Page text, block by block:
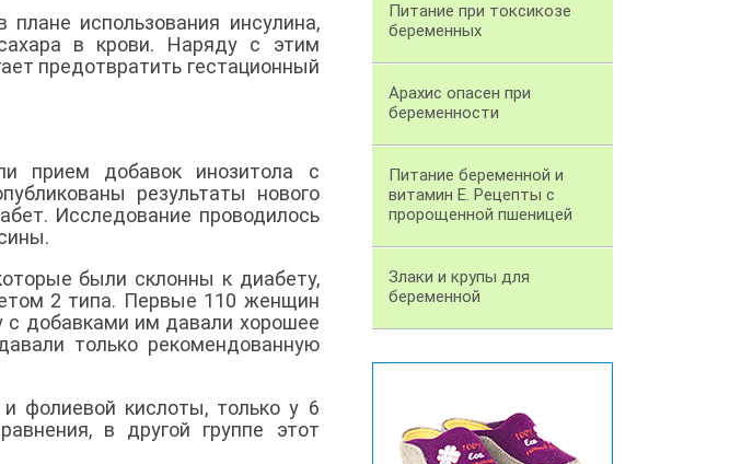
использования инсулина,
в крови. Наряду с этим
предотвратить гестационный
прием добавок инозитола с
результаты нового
Исследование проводилось
были склонны к диабету,
2 типа. Первые 110 женщин
добавками им давали хорошее
только рекомендованную
фолиевой кислоты, только у 6
в другой группе этот
Питание при токсикозе
беременных
Арахис опасен при
беременности
Питание беременной и
витамин Е. Рецепты с
пророщенной пшеницей
Злаки и крупы для
беременной